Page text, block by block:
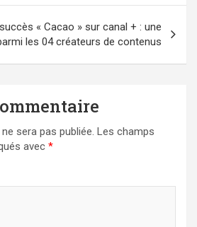
« Cacao » sur canal + : une
les 04 créateurs de contenus
sera pas publiée. Les champs
avec *